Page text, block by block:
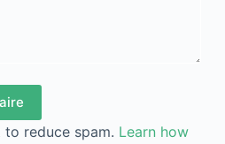
to reduce spam. Learn how